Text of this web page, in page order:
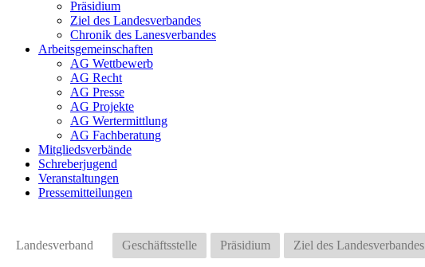
Präsidium
Ziel des Landesverbandes
Chronik des Lanesverbandes
Arbeitsgemeinschaften
AG Wettbewerb
AG Recht
AG Presse
AG Projekte
AG Wertermittlung
AG Fachberatung
Mitgliedsverbände
Schreberjugend
Veranstaltungen
Pressemitteilungen
Landesverband Geschäftsstelle Präsidium Ziel des Landesverbandes